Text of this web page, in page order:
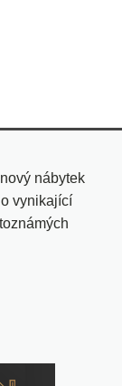
nábytek
vynikající